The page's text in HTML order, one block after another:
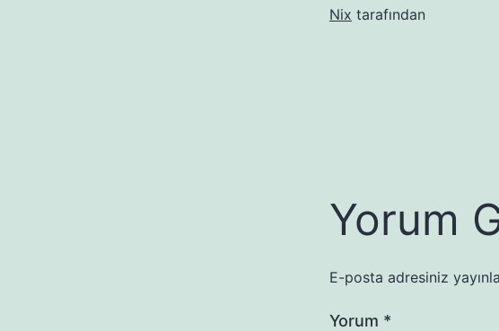
Nix tarafından
Yorum
E-posta adresiniz
Yorum *